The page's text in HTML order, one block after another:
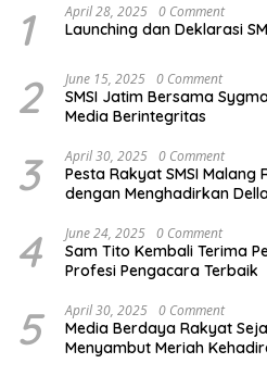
1 April 28, 2025 0 Comment
Launching dan Deklarasi
2 June 15, 2025 0 Comment
SMSI Jatim Bersama
Media Berintegritas
3 April 30, 2025 0 Comment
Pesta Rakyat SMSI Malang
dengan Menghadirkan
4 June 24, 2025 0 Comment
Sam Tito Kembali Terima
Profesi Pengacara Terbaik
5 April 30, 2025 0 Comment
Media Berdaya Rakyat
Menyambut Meriah